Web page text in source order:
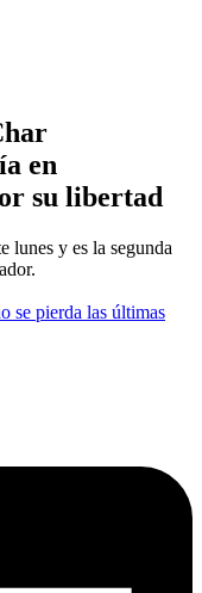
en
su libertad
lunes y es la segunda
se pierda las últimas